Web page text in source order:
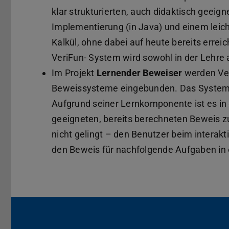
klar strukturierten, auch didaktisch
Implementierung (in Java) und einem
Kalkül, ohne dabei auf heute bereits
VeriFun- System wird sowohl in der
Im Projekt Lernender Beweiser werden
Beweissysteme eingebunden. Das
Aufgrund seiner Lernkomponente ist es
geeigneten, bereits berechneten Beweis
nicht gelingt – den Benutzer beim
den Beweis für nachfolgende Aufgaben